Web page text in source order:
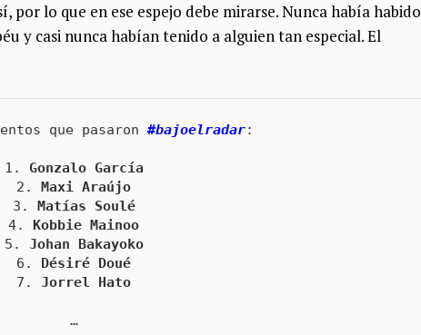
por lo que en ese espejo debe mirarse. Nunca había habido
y casi nunca habían tenido a alguien tan especial. El
que pasaron #bajoelradar:
1. Gonzalo García
2. Maxi Araújo
3. Matías Soulé
4. Kobbie Mainoo
5. Johan Bakayoko
6. Désiré Doué
7.
…